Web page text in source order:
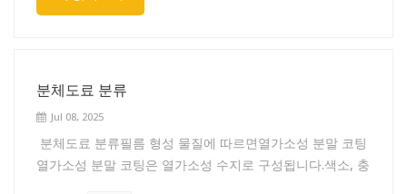
있습니다. 1.크롬산, 인산, 변성수지 및 염 부동태화법; 2.실
두 시장에서 특정 점유율을 차지합니다. 사회의 진보와 환경
보호에 대한 요구 및 제품의 특성에 따라 마지막 두 가지 방
법은 시장에서 큰 이점을 얻습니다.
분체도료 분류
Jul 08, 2025
분체도료 분류필름 형성 물질에 따르면열가소성 분말 코팅
열가소성 분말 코팅은 열가소성 수지로 구성됩니다.색소, 충